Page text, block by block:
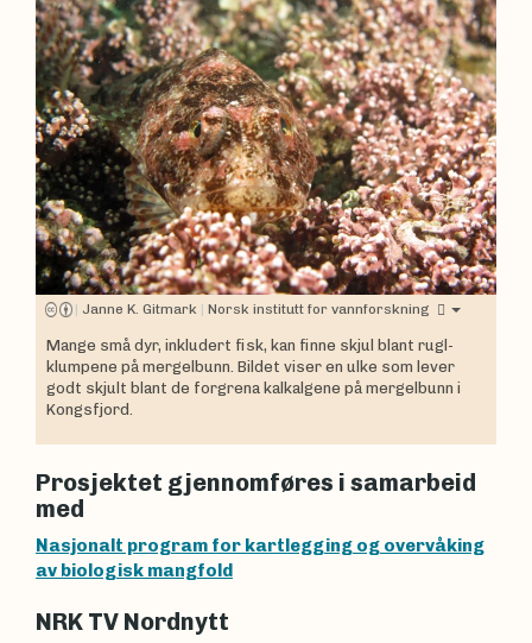
| Janne K. Gitmark | Norsk institutt for vannforskning
Mange små dyr, inkludert fisk, kan finne skjul blant rugl-
klumpene på mergelbunn. Bildet viser en ulke som lever
godt skjult blant de forgrena kalkalgene på mergelbunn i
Kongsfjord.
Prosjektet gjennomføres i samarbeid
med
Nasjonalt program for kartlegging og overvåking
av biologisk mangfold
NRK TV Nordnytt